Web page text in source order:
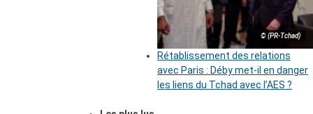
© (PR-Tchad)
Rétablissement des relations
avec Paris : Déby met-il en danger
les liens du Tchad avec l’AES ?